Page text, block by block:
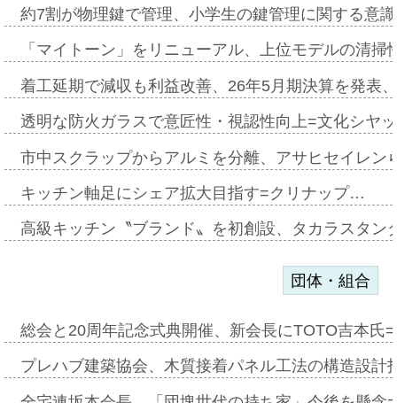
約7割が物理鍵で管理、小学生の鍵管理に関する意
「マイトーン」をリニューアル、上位モデルの清
着工延期で減収も利益改善、26年5月期決算を発表
透明な防火ガラスで意匠性・視認性向上=文化シヤ
市中スクラップからアルミを分離、アサヒセイレ
キッチン軸足にシェア拡大目指す=クリナップ…
高級キッチン〝ブランド〟を初創設、タカラスタ
団体・組合
総会と20周年記念式典開催、新会長にTOTO吉本氏
プレハブ建築協会、木質接着パネル工法の構造設